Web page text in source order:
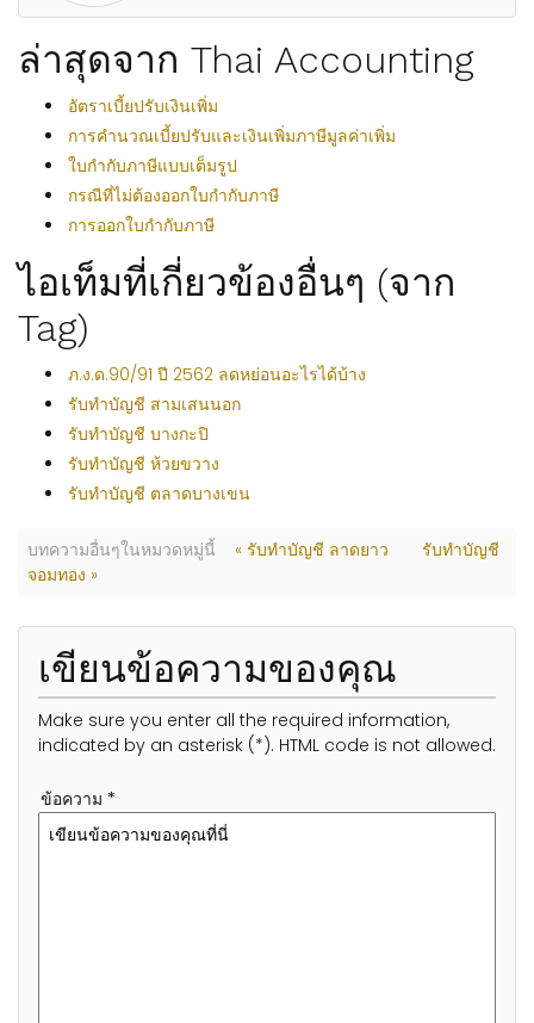
ล่าสุดจาก Thai Accounting
อัตราเบี้ยปรับเงินเพิ่ม
การคำนวณเบี้ยปรับและเงินเพิ่มภาษีมูลค่าเพิ่ม
ใบกำกับภาษีแบบเต็มรูป
กรณีที่ไม่ต้องออกใบกำกับภาษี
การออกใบกำกับภาษี
ไอเท็มที่เกี่ยวข้องอื่นๆ (จาก
Tag)
ภ.ง.ด.90/91 ปี 2562 ลดหย่อนอะไรได้บ้าง
รับทำบัญชี สามเสนนอก
รับทำบัญชี บางกะปิ
รับทำบัญชี ห้วยขวาง
รับทำบัญชี ตลาดบางเขน
บทความอื่นๆในหมวดหมู่นี้ « รับทำบัญชี ลาดยาว
รับทำบัญชี
จอมทอง »
เขียนข้อความของคุณ
Make sure you enter all the required information,
indicated by an asterisk (*). HTML code is not allowed.
ข้อความ *